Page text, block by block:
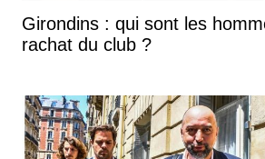
Girondins : qui sont les
rachat du club ?